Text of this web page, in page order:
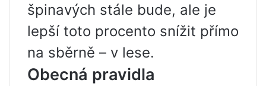
špinavých stále bude, ale je
lepší toto procento snížit přímo
na sběrně – v lese.
Obecná pravidla